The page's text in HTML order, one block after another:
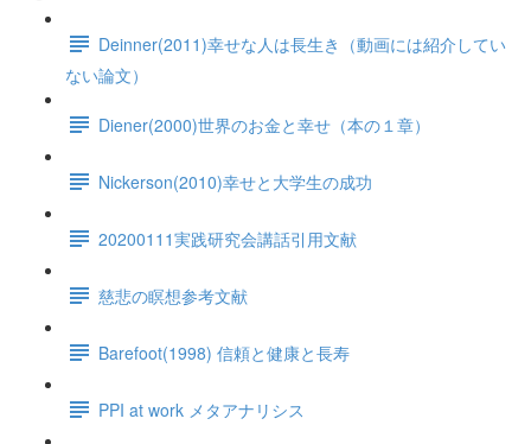
Deinner(2011)幸せな人は長生き（動画には紹介してい
ない論文）
Diener(2000)世界のお金と幸せ（本の１章）
Nickerson(2010)幸せと大学生の成功
20200111実践研究会講話引用文献
慈悲の瞑想参考文献
Barefoot(1998) 信頼と健康と長寿
PPI at work メタアナリシス